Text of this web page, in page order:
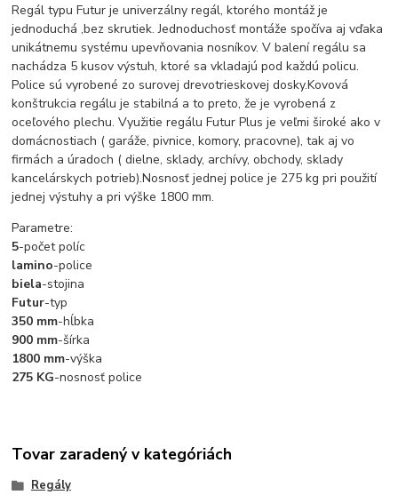
Regál typu Futur je univerzálny regál, ktorého montáž je
jednoduchá ,bez skrutiek. Jednoduchosť montáže spočíva aj vďaka
unikátnemu systému upevňovania nosníkov. V balení regálu sa
nachádza 5 kusov výstuh, ktoré sa vkladajú pod každú policu.
Police sú vyrobené zo surovej drevotrieskovej dosky.Kovová
konštrukcia regálu je stabilná a to preto, že je vyrobená z
oceľového plechu. Využitie regálu Futur Plus je veľmi široké ako v
domácnostiach ( garáže, pivnice, komory, pracovne), tak aj vo
firmách a úradoch ( dielne, sklady, archívy, obchody, sklady
kancelárskych potrieb).Nosnosť jednej police je 275 kg pri použití
jednej výstuhy a pri výške 1800 mm.
Parametre:
5-počet políc
lamino-police
biela-stojina
Futur-typ
350 mm-hĺbka
900 mm-šírka
1800 mm-výška
275 KG-nosnosť police
Tovar zaradený v kategóriách
Regály